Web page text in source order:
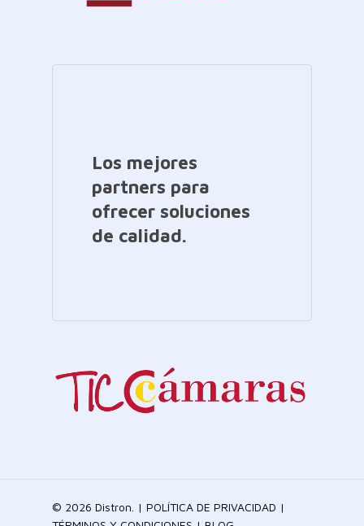
Los mejores
partners para
ofrecer soluciones
de calidad.
© 2026 Distron. | POLÍTICA DE PRIVACIDAD |